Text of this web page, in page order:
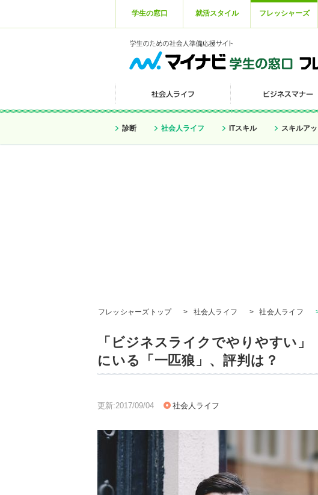
学生の窓口 就活スタイル フレッシャーズ
診断 社会人ライフ ITスキル スキルア
フレッシャーズトップ > 社会人ライフ > 社会人ライフ
「ビジネスライクでやりやすい
にいる「一匹狼」、評判は？
更新:2017/09/04 社会人ライフ